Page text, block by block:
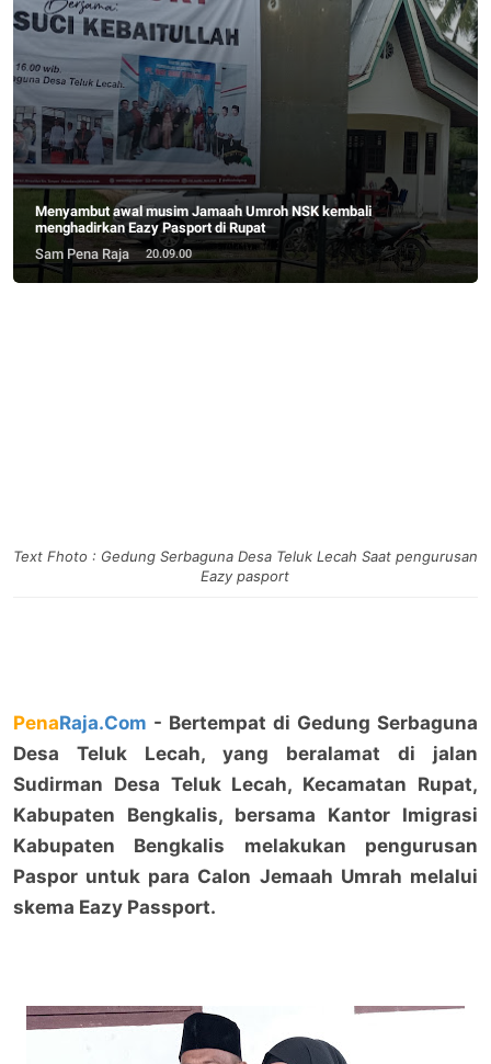
Menyambut awal musim Jamaah Umroh NSK kembali
menghadirkan Eazy Pasport di Rupat
Sam Pena Raja
20.09.00
Text Fhoto : Gedung Serbaguna Desa Teluk Lecah Saat pengurusan
Eazy pasport
PenaRaja.Com - Bertempat di Gedung Serbaguna
Desa Teluk Lecah, yang beralamat di jalan
Sudirman Desa Teluk Lecah, Kecamatan Rupat,
Kabupaten Bengkalis, bersama Kantor Imigrasi
Kabupaten Bengkalis melakukan pengurusan
Paspor untuk para Calon Jemaah Umrah melalui
skema Eazy Passport.